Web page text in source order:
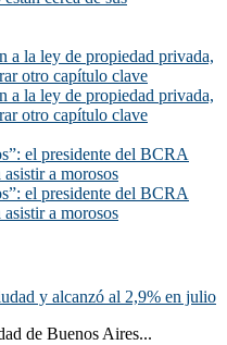
a la ley de propiedad privada,
otro capítulo clave
a la ley de propiedad privada,
otro capítulo clave
el presidente del BCRA
a morosos
el presidente del BCRA
a morosos
y alcanzó al 2,9% en julio
de Buenos Aires...